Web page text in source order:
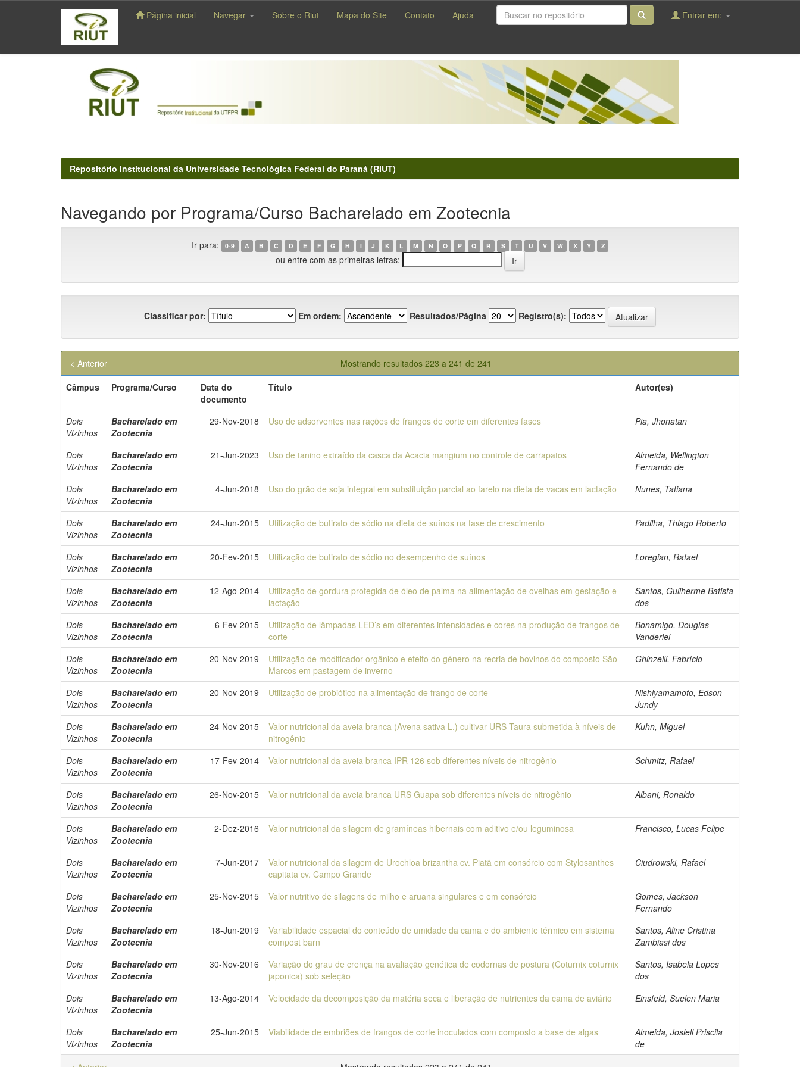
navigation
Página inicial Navegar Sobre o Riut Mapa do Site Contato Ajuda Entrar em:
Repositório Institucional da Universidade Tecnológica Federal do Paraná (RIUT)
Navegando por Programa/Curso Bacharelado em Zootecnia
Ir para: 0-9 A B C D E F G H I J K L M N O P Q R S T U V W X Y Z
ou entre com as primeiras letras:
Classificar por: Em ordem: Resultados/Página Registro(s):
Mostrando resultados 223 a 241 de 241
< Anterior
Câmpus
Programa/Curso
Data do
documento
Título Autor(es)
Dois
Vizinhos
Bacharelado em
Zootecnia
29-Nov-2018 Uso de adsorventes nas rações de frangos de corte em diferentes fases Pia, Jhonatan
Dois
Vizinhos
Bacharelado em
Zootecnia
21-Jun-2023 Uso de tanino extraído da casca da Acacia mangium no controle de carrapatos
Almeida, Wellington
Fernando de
Dois
Vizinhos
Bacharelado em
Zootecnia
4-Jun-2018 Uso do grão de soja integral em substituição parcial ao farelo na dieta de vacas em lactação Nunes, Tatiana
Dois
Vizinhos
Bacharelado em
Zootecnia
24-Jun-2015 Utilização de butirato de sódio na dieta de suínos na fase de crescimento Padilha, Thiago Roberto
Dois
Vizinhos
Bacharelado em
Zootecnia
20-Fev-2015 Utilização de butirato de sódio no desempenho de suínos Loregian, Rafael
Dois
Vizinhos
Bacharelado em
Zootecnia
12-Ago-2014
Utilização de gordura protegida de óleo de palma na alimentação de ovelhas em gestação e
lactação
Santos, Guilherme Batista
dos
Dois
Vizinhos
Bacharelado em
Zootecnia
6-Fev-2015
Utilização de lâmpadas LED’s em diferentes intensidades e cores na produção de frangos de
corte
Bonamigo, Douglas
Vanderlei
Dois
Vizinhos
Bacharelado em
Zootecnia
20-Nov-2019
Utilização de modificador orgânico e efeito do gênero na recria de bovinos do composto São
Marcos em pastagem de inverno
Ghinzelli, Fabrício
Dois
Vizinhos
Bacharelado em
Zootecnia
20-Nov-2019 Utilização de probiótico na alimentação de frango de corte
Nishiyamamoto, Edson
Jundy
Dois
Vizinhos
Bacharelado em
Zootecnia
24-Nov-2015
Valor nutricional da aveia branca (Avena sativa L.) cultivar URS Taura submetida à níveis de
nitrogênio
Kuhn, Miguel
Dois
Vizinhos
Bacharelado em
Zootecnia
17-Fev-2014 Valor nutricional da aveia branca IPR 126 sob diferentes níveis de nitrogênio Schmitz, Rafael
Dois
Vizinhos
Bacharelado em
Zootecnia
26-Nov-2015 Valor nutricional da aveia branca URS Guapa sob diferentes níveis de nitrogênio Albani, Ronaldo
Dois
Vizinhos
Bacharelado em
Zootecnia
2-Dez-2016 Valor nutricional da silagem de gramíneas hibernais com aditivo e/ou leguminosa Francisco, Lucas Felipe
Dois
Vizinhos
Bacharelado em
Zootecnia
7-Jun-2017
Valor nutricional da silagem de Urochloa brizantha cv. Piatã em consórcio com Stylosanthes
capitata cv. Campo Grande
Ciudrowski, Rafael
Dois
Vizinhos
Bacharelado em
Zootecnia
25-Nov-2015 Valor nutritivo de silagens de milho e aruana singulares e em consórcio
Gomes, Jackson
Fernando
Dois
Vizinhos
Bacharelado em
Zootecnia
18-Jun-2019
Variabilidade espacial do conteúdo de umidade da cama e do ambiente térmico em sistema
compost barn
Santos, Aline Cristina
Zambiasi dos
Dois
Vizinhos
Bacharelado em
Zootecnia
30-Nov-2016
Variação do grau de crença na avaliação genética de codornas de postura (Coturnix coturnix
japonica) sob seleção
Santos, Isabela Lopes
dos
Dois
Vizinhos
Bacharelado em
Zootecnia
13-Ago-2014 Velocidade da decomposição da matéria seca e liberação de nutrientes da cama de aviário Einsfeld, Suelen Maria
Dois
Vizinhos
Bacharelado em
Zootecnia
25-Jun-2015 Viabilidade de embriões de frangos de corte inoculados com composto a base de algas
Almeida, Josieli Priscila
de